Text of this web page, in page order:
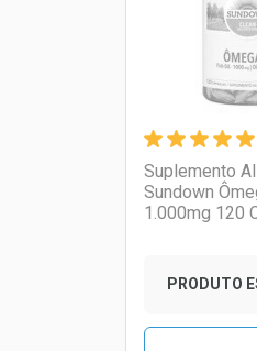
Ativar
Suplemento
Sundown
1.000mg 120
PRODUTO